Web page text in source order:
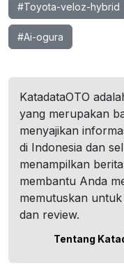
#Toyota-veloz-hybrid
#Ai-ogura
KatadataOTO
yang merupakan
menyajikan
di Indonesia dan
menampilkan
membantu Anda
memutuskan
dan review.
Tentang